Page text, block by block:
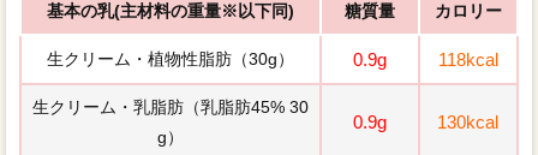
【卵・大豆】糖質量・カロリーの一覧
【野菜・キノコ】糖質量・カロリーの一覧
【乳製品・果物】糖質量・カロリーの一覧
基本の乳(主材料の重量※以下同) 糖質量 カロリー
生クリーム・植物性脂肪（30g） 0.9g 118kcal
生クリーム・乳脂肪（乳脂肪45% 30
g）
0.9g 130kcal